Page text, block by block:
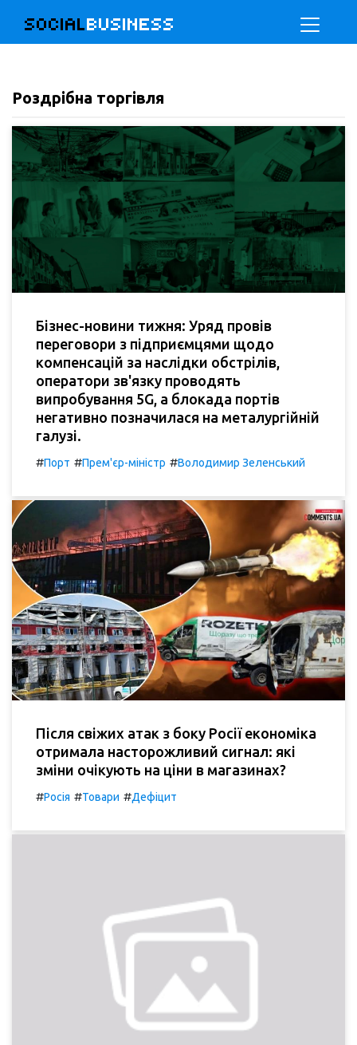
SOCIALBUSINESS
Роздрібна торгівля
Бізнес-новини тижня: Уряд провів
переговори з підприємцями щодо
компенсацій за наслідки обстрілів,
оператори зв'язку проводять
випробування 5G, а блокада портів
негативно позначилася на металургійній
галузі.
#Порт #Прем'єр-міністр #Володимир Зеленський
Після свіжих атак з боку Росії економіка
отримала насторожливий сигнал: які
зміни очікують на ціни в магазинах?
#Росія #Товари #Дефіцит